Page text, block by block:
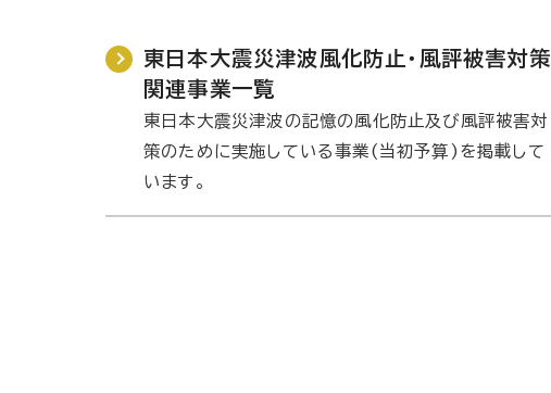
東日本大震災津波風化防止・風評被害対策
関連事業一覧
東日本大震災津波の記憶の風化防止及び風評被害対
策のために実施している事業(当初予算)を掲載して
います。